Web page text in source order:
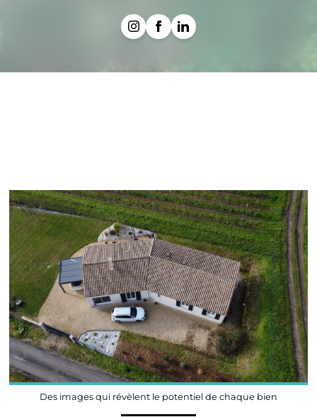
Des images qui révèlent le potentiel de chaque bien